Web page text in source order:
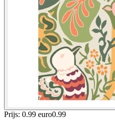
Prijs: 0.99 euro0.99